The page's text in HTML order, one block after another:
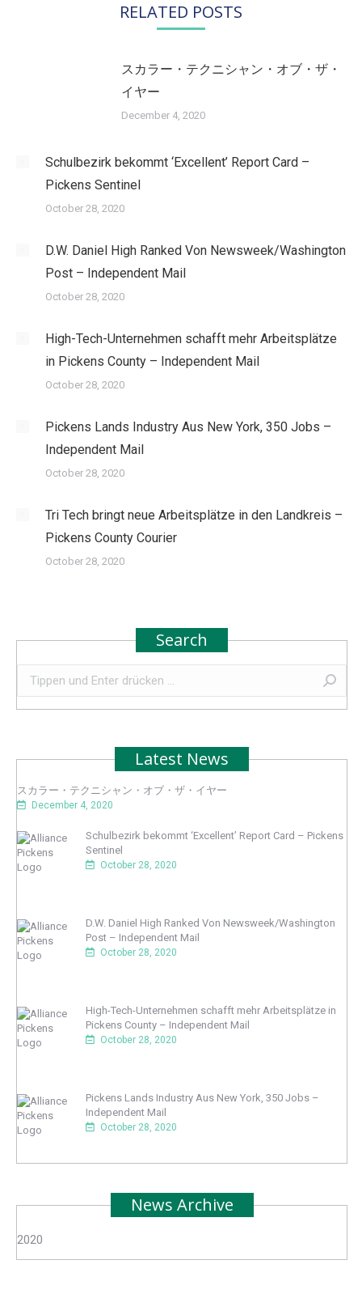
RELATED POSTS
スカラー・テクニシャン・オブ・ザ・
イヤー
December 4, 2020
Schulbezirk bekommt ‘Excellent’ Report Card –
Pickens Sentinel
October 28, 2020
D.W. Daniel High Ranked Von Newsweek/Washington
Post – Independent Mail
October 28, 2020
High-Tech-Unternehmen schafft mehr Arbeitsplätze
in Pickens County – Independent Mail
October 28, 2020
Pickens Lands Industry Aus New York, 350 Jobs –
Independent Mail
October 28, 2020
Tri Tech bringt neue Arbeitsplätze in den Landkreis –
Pickens County Courier
October 28, 2020
Search
Search:
Latest News
スカラー・テクニシャン・オブ・ザ・イヤー
December 4, 2020
Schulbezirk bekommt ‘Excellent’ Report Card – Pickens
Sentinel
October 28, 2020
D.W. Daniel High Ranked Von Newsweek/Washington
Post – Independent Mail
October 28, 2020
High-Tech-Unternehmen schafft mehr Arbeitsplätze in
Pickens County – Independent Mail
October 28, 2020
Pickens Lands Industry Aus New York, 350 Jobs –
Independent Mail
October 28, 2020
News Archive
2020